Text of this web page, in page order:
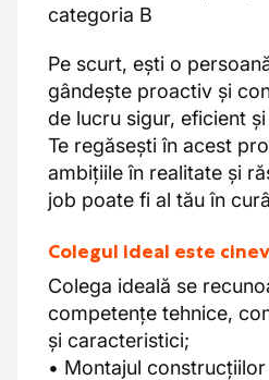
categoria B
Pe scurt, ești o
gândește proactiv și
de lucru sigur, eficient
Te regăsești în acest
ambițiile în realitate și
job poate fi al tău în
Colegul ideal este
Colega ideală se
competențe tehnice,
și caracteristici;
• Montajul